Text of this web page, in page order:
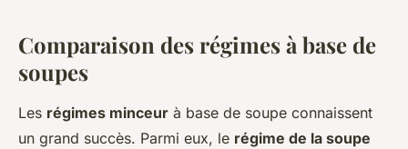
Comparaison des régimes à base de
soupes
Les régimes minceur à base de soupe connaissent
un grand succès. Parmi eux, le régime de la soupe